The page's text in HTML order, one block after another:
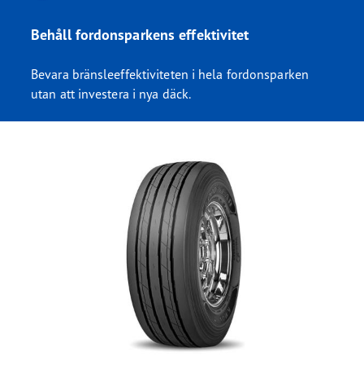
Behåll fordonsparkens effektivitet
Bevara bränsleeffektiviteten i hela fordonsparken
utan att investera i nya däck.